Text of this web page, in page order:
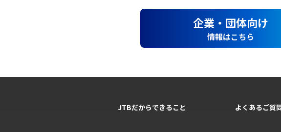
企業・団体向け
情報はこちら
JTBだからできること よくあるご質